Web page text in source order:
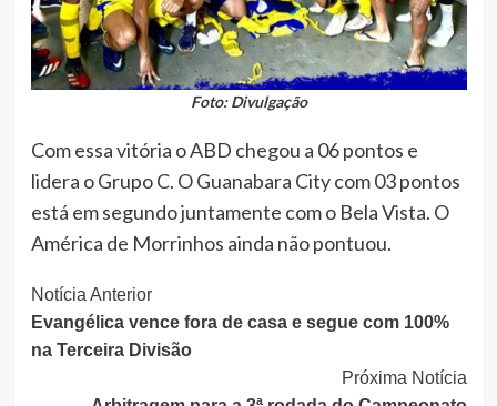
Foto: Divulgação
Com essa vitória o ABD chegou a 06 pontos e
lidera o Grupo C. O Guanabara City com 03 pontos
está em segundo juntamente com o Bela Vista. O
América de Morrinhos ainda não pontuou.
Continue
Lendo
Notícia Anterior
Evangélica vence fora de casa e segue com 100%
na Terceira Divisão
Próxima Notícia